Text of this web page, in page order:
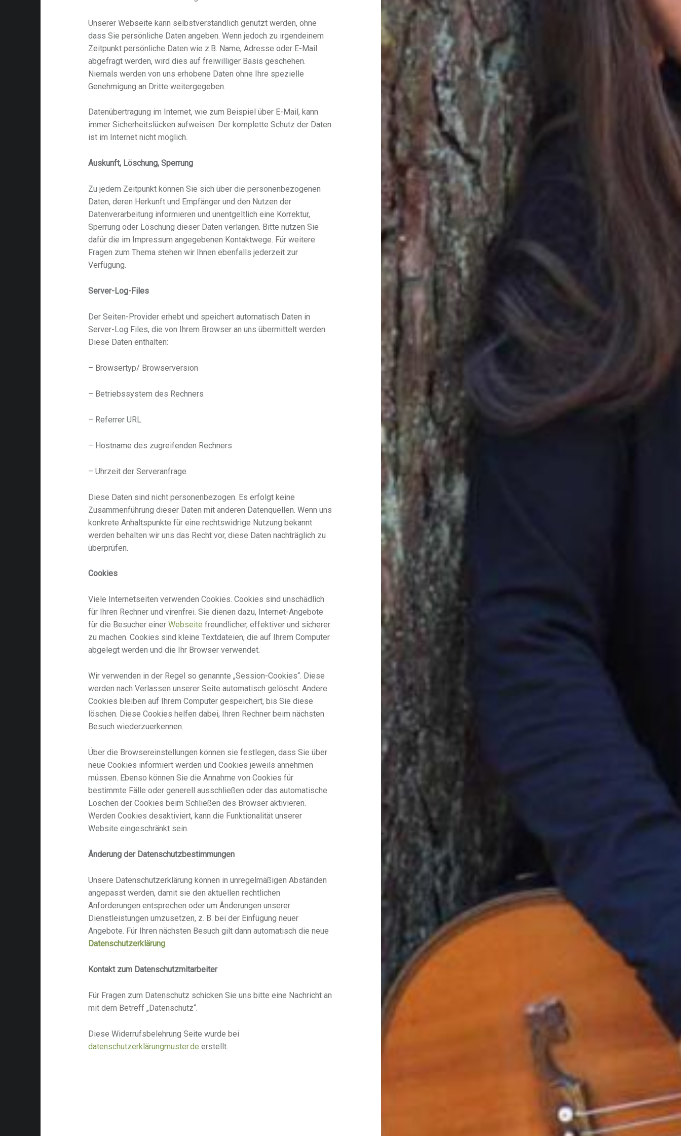
Unserer Webseite kann selbstverständlich genutzt werden, ohne
dass Sie persönliche Daten angeben. Wenn jedoch zu irgendeinem
Zeitpunkt persönliche Daten wie z.B. Name, Adresse oder E-Mail
abgefragt werden, wird dies auf freiwilliger Basis geschehen.
Niemals werden von uns erhobene Daten ohne Ihre spezielle
Genehmigung an Dritte weitergegeben.
Datenübertragung im Internet, wie zum Beispiel über E-Mail, kann
immer Sicherheitslücken aufweisen. Der komplette Schutz der Daten
ist im Internet nicht möglich.
Auskunft, Löschung, Sperrung
Zu jedem Zeitpunkt können Sie sich über die personenbezogenen
Daten, deren Herkunft und Empfänger und den Nutzen der
Datenverarbeitung informieren und unentgeltlich eine Korrektur,
Sperrung oder Löschung dieser Daten verlangen. Bitte nutzen Sie
dafür die im Impressum angegebenen Kontaktwege. Für weitere
Fragen zum Thema stehen wir Ihnen ebenfalls jederzeit zur
Verfügung.
Server-Log-Files
Der Seiten-Provider erhebt und speichert automatisch Daten in
Server-Log Files, die von Ihrem Browser an uns übermittelt werden.
Diese Daten enthalten:
– Browsertyp/ Browserversion
– Betriebssystem des Rechners
– Referrer URL
– Hostname des zugreifenden Rechners
– Uhrzeit der Serveranfrage
Diese Daten sind nicht personenbezogen. Es erfolgt keine
Zusammenführung dieser Daten mit anderen Datenquellen. Wenn uns
konkrete Anhaltspunkte für eine rechtswidrige Nutzung bekannt
werden behalten wir uns das Recht vor, diese Daten nachträglich zu
überprüfen.
Cookies
Viele Internetseiten verwenden Cookies. Cookies sind unschädlich
für Ihren Rechner und virenfrei. Sie dienen dazu, Internet-Angebote
für die Besucher einerWebseite freundlicher, effektiver und sicherer
zu machen. Cookies sind kleine Textdateien, die auf Ihrem Computer
abgelegt werden und die Ihr Browser verwendet.
Wir verwenden in der Regel so genannte „Session-Cookies“. Diese
werden nach Verlassen unserer Seite automatisch gelöscht. Andere
Cookies bleiben auf Ihrem Computer gespeichert, bis Sie diese
löschen. Diese Cookies helfen dabei, Ihren Rechner beim nächsten
Besuch wiederzuerkennen.
Über die Browsereinstellungen können sie festlegen, dass Sie über
neue Cookies informiert werden und Cookies jeweils annehmen
müssen. Ebenso können Sie die Annahme von Cookies für
bestimmte Fälle oder generell ausschließen oder das automatische
Löschen der Cookies beim Schließen des Browser aktivieren.
Werden Cookies desaktiviert, kann die Funktionalität unserer
Website eingeschränkt sein.
Änderung der Datenschutzbestimmungen
Unsere Datenschutzerklärung können in unregelmäßigen Abständen
angepasst werden, damit sie den aktuellen rechtlichen
Anforderungen entsprechen oder um Änderungen unserer
Dienstleistungen umzusetzen, z. B. bei der Einfügung neuer
Angebote. Für Ihren nächsten Besuch gilt dann automatisch die neue
Datenschutzerklärung.
Kontakt zum Datenschutzmitarbeiter
Für Fragen zum Datenschutz schicken Sie uns bitte eine Nachricht an
mit dem Betreff „Datenschutz“.
Diese Widerrufsbelehrung Seite wurde bei
datenschutzerklärungmuster.de erstellt.